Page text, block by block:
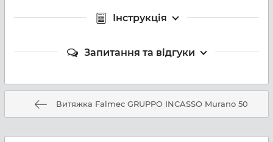
Інструкція
Запитання та відгуки
Витяжка Falmec GRUPPO INCASSO Murano 50